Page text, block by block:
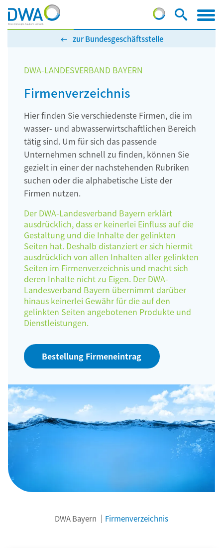
zur Bundesgeschäftsstelle
DWA-LANDESVERBAND BAYERN
Firmenverzeichnis
Hier finden Sie verschiedenste Firmen, die im
wasser- und abwasserwirtschaftlichen Bereich
tätig sind. Um für sich das passende
Unternehmen schnell zu finden, können Sie
gezielt in einer der nachstehenden Rubriken
suchen oder die alphabetische Liste der
Firmen nutzen.
Der DWA-Landesverband Bayern erklärt
ausdrücklich, dass er keinerlei Einfluss auf die
Gestaltung und die Inhalte der gelinkten
Seiten hat. Deshalb distanziert er sich hiermit
ausdrücklich von allen Inhalten aller gelinkten
Seiten im Firmenverzeichnis und macht sich
deren Inhalte nicht zu Eigen. Der DWA-
Landesverband Bayern übernimmt darüber
hinaus keinerlei Gewähr für die auf den
gelinkten Seiten angebotenen Produkte und
Dienstleistungen.
Bestellung Firmeneintrag
DWA Bayern Firmenverzeichnis